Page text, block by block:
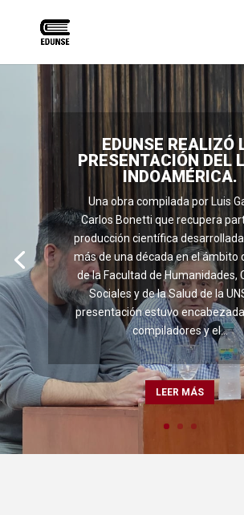
EDUNSE REALIZÓ
PRESENTACIÓN DEL
INDOAMÉRICA.
Una obra compilada por Luis
Carlos Bonetti que recupera
producción científica
más de una década en el ámbito
de la Facultad de Humanidades,
Sociales y de la Salud de la
presentación estuvo
compiladores y el...
LEER MÁS
MUSA. EL NOMBRE
MIEDO.
Estamos frente a una biografía
mucho de cinematográfico. La
como la cámara que, en
planos, sigue los pasos del
Esa es la sensación que dejan
elaboradas a lo largo del
muchos diálogos,
minuciosas de episodios clave